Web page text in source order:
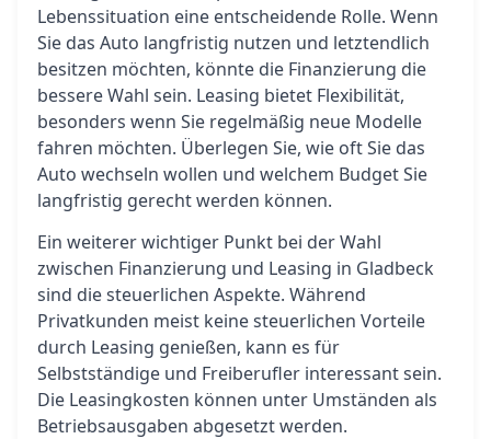
Lebenssituation eine entscheidende Rolle. Wenn
Sie das Auto langfristig nutzen und letztendlich
besitzen möchten, könnte die Finanzierung die
bessere Wahl sein. Leasing bietet Flexibilität,
besonders wenn Sie regelmäßig neue Modelle
fahren möchten. Überlegen Sie, wie oft Sie das
Auto wechseln wollen und welchem Budget Sie
langfristig gerecht werden können.
Ein weiterer wichtiger Punkt bei der Wahl
zwischen Finanzierung und Leasing in Gladbeck
sind die steuerlichen Aspekte. Während
Privatkunden meist keine steuerlichen Vorteile
durch Leasing genießen, kann es für
Selbstständige und Freiberufler interessant sein.
Die Leasingkosten können unter Umständen als
Betriebsausgaben abgesetzt werden.